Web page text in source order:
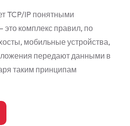
TCP/IP понятными
комплекс правил, по
мобильные устройства,
передают данными в
таким принципам